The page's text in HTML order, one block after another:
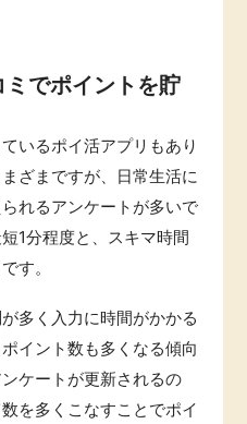
でポイントを貯
いるポイ活アプリもあり
ざまですが、日常生活に
れるアンケートが多いで
1分程度と、スキマ時間
す。
多く入力に時間がかかる
イント数も多くなる傾向
ケートが更新されるの
を多くこなすことでポイ